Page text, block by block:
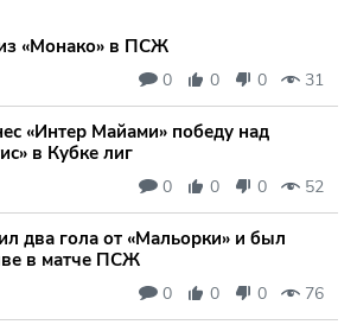
«Монако» в ПСЖ
0 0 0 31
«Интер Майами» победу над
в Кубке лиг
0 0 0 52
два гола от «Мальорки» и был
в матче ПСЖ
0 0 0 76